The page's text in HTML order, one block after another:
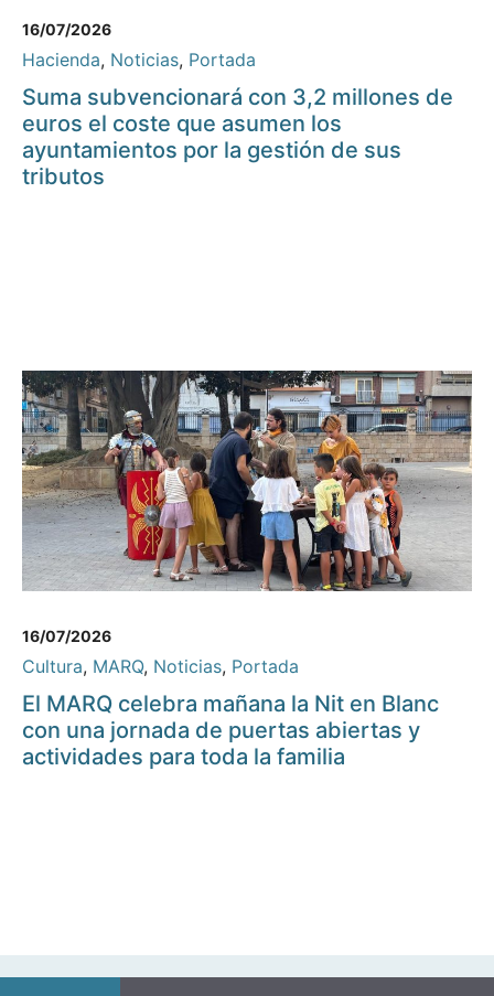
16/07/2026
Hacienda, Noticias, Portada
Suma subvencionará con 3,2 millones de
euros el coste que asumen los
ayuntamientos por la gestión de sus
tributos
16/07/2026
Cultura, MARQ, Noticias, Portada
El MARQ celebra mañana la Nit en Blanc
con una jornada de puertas abiertas y
actividades para toda la familia